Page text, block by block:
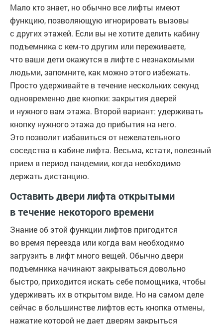
Мало кто знает, но обычно все лифты имеют
функцию, позволяющую игнорировать вызовы
с других этажей. Если вы не хотите делить кабину
подъемника с кем-то другим или переживаете,
что ваши дети окажутся в лифте с незнакомыми
людьми, запомните, как можно этого избежать.
Просто удерживайте в течение нескольких секунд
одновременно две кнопки: закрытия дверей
и нужного вам этажа. Второй вариант: удерживать
кнопку нужного этажа до прибытия на него.
Это позволит избавиться от нежелательного
соседства в кабине лифта. Весьма, кстати, полезный
прием в период пандемии, когда необходимо
держать дистанцию.
Оставить двери лифта открытыми
в течение некоторого времени
Знание об этой функции лифтов пригодится
во время переезда или когда вам необходимо
загрузить в лифт много вещей. Обычно двери
подъемника начинают закрываться довольно
быстро, приходится искать себе помощника, чтобы
удерживать их в открытом виде. Но на самом деле
сейчас в большинстве лифтов есть кнопка отмены,
нажатие которой не дает дверям закрыться